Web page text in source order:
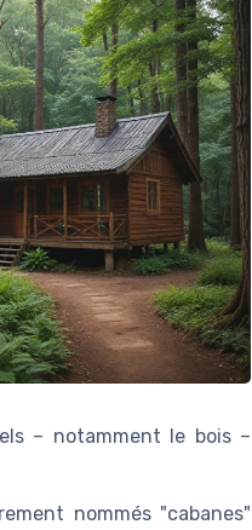
– notamment le bois –
nommés "cabanes"